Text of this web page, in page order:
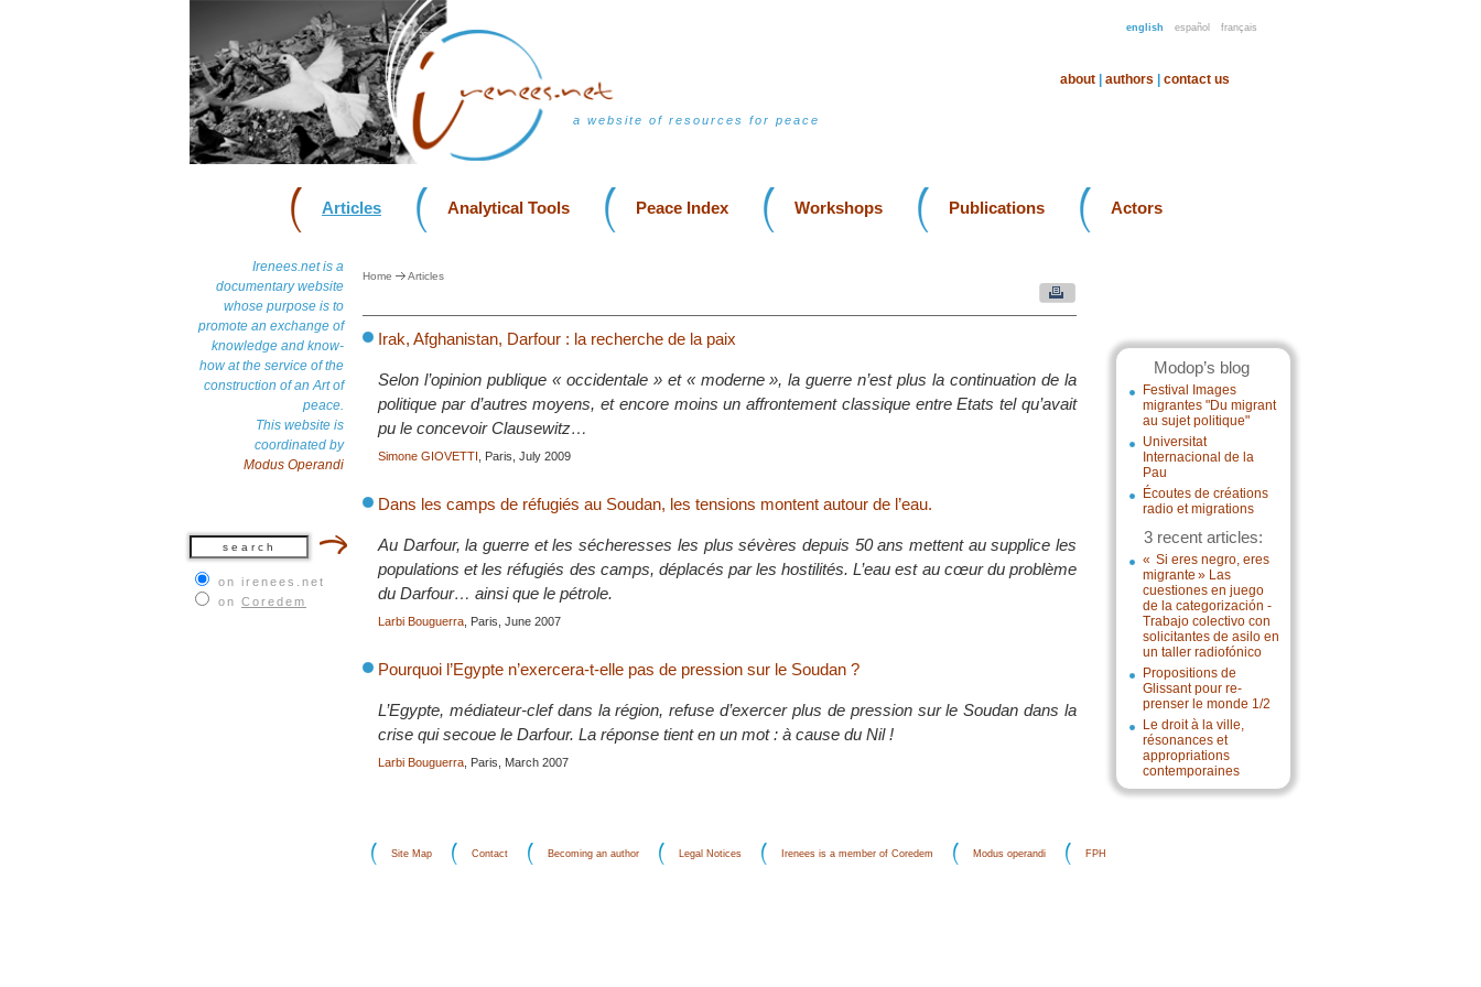
english español français
a website of resources for peace
about authors contact us
Articles Analytical Tools Peace Index Workshops Publications Actors
Irenees.net is a
documentary website
whose purpose is to
promote an exchange of
knowledge and know-
how at the service of the
construction of an Art of
peace.
This website is
coordinated by
Modus Operandi
on irenees.net
on Coredem
Modop’s blog
Festival Images
migrantes "Du migrant
au sujet politique"
Universitat
Internacional de la
Pau
Écoutes de créations
radio et migrations
3 recent articles:
« Si eres negro, eres
migrante » Las
cuestiones en juego
de la categorización -
Trabajo colectivo con
solicitantes de asilo en
un taller radiofónico
Propositions de
Glissant pour re-
prenser le monde 1/2
Le droit à la ville,
résonances et
appropriations
contemporaines
Home Articles
Irak, Afghanistan, Darfour : la recherche de la paix
Selon l’opinion publique « occidentale » et « moderne », la guerre n’est plus la continuation de la
politique par d’autres moyens, et encore moins un affrontement classique entre Etats tel qu’avait
pu le concevoir Clausewitz…
Simone GIOVETTI , Paris, July 2009
Dans les camps de réfugiés au Soudan, les tensions montent autour de l’eau.
Au Darfour, la guerre et les sécheresses les plus sévères depuis 50 ans mettent au supplice les
populations et les réfugiés des camps, déplacés par les hostilités. L’eau est au cœur du problème
du Darfour… ainsi que le pétrole.
Larbi Bouguerra , Paris, June 2007
Pourquoi l’Egypte n’exercera-t-elle pas de pression sur le Soudan ?
L’Egypte, médiateur-clef dans la région, refuse d’exercer plus de pression sur le Soudan dans la
crise qui secoue le Darfour. La réponse tient en un mot : à cause du Nil !
Larbi Bouguerra , Paris, March 2007
Site Map Contact Becoming an author Legal Notices Irenees is a member of Coredem Modus operandi FPH